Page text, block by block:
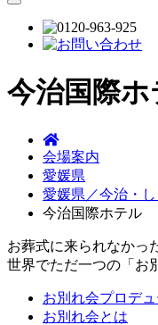
今治国際ホ
会場案内
愛媛県
愛媛県／今治・
今治国際ホテル
お葬式に来られなかっ
世界でただ一つの「お
お別れ会プロデ
お別れ会とは